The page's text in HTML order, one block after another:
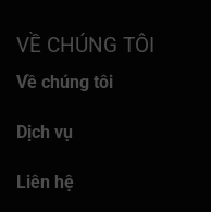
VỀ CHÚNG TÔI
Về chúng tôi
Dịch vụ
Liên hệ